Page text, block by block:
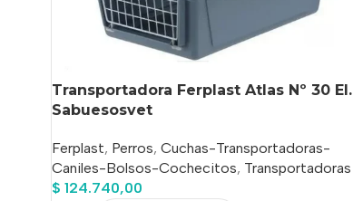
Transportadora Ferplast Atlas Nº 30 El.
Sabuesosvet
Ferplast, Perros, Cuchas-Transportadoras-
Caniles-Bolsos-Cochecitos, Transportadoras
$ 124.740,00